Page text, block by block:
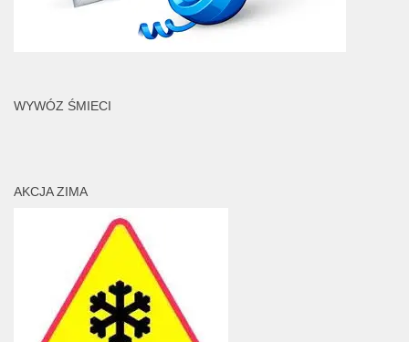
WYWÓZ ŚMIECI
AKCJA ZIMA